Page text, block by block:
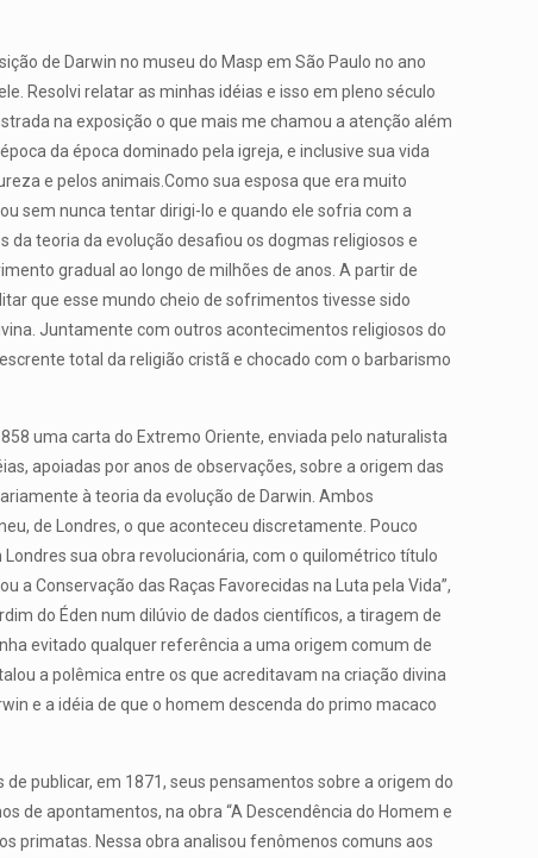
de Darwin no museu do Masp em São Paulo no ano
Resolvi relatar as minhas idéias e isso em pleno século
na exposição o que mais me chamou a atenção além
da época dominado pela igreja, e inclusive sua vida
e pelos animais.Como sua esposa que era muito
sem nunca tentar dirigi-lo e quando ele sofria com a
teoria da evolução desafiou os dogmas religiosos e
gradual ao longo de milhões de anos. A partir de
que esse mundo cheio de sofrimentos tivesse sido
Juntamente com outros acontecimentos religiosos do
total da religião cristã e chocado com o barbarismo
uma carta do Extremo Oriente, enviada pelo naturalista
apoiadas por anos de observações, sobre a origem das
à teoria da evolução de Darwin. Ambos
de Londres, o que aconteceu discretamente. Pouco
sua obra revolucionária, com o quilométrico título
a Conservação das Raças Favorecidas na Luta pela Vida”,
do Éden num dilúvio de dados científicos, a tiragem de
evitado qualquer referência a uma origem comum de
a polêmica entre os que acreditavam na criação divina
e a idéia de que o homem descenda do primo macaco
publicar, em 1871, seus pensamentos sobre a origem do
de apontamentos, na obra “A Descendência do Homem e
primatas. Nessa obra analisou fenômenos comuns aos